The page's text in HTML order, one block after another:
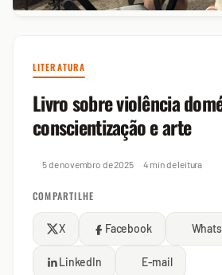
LITERATURA
Livro sobre violência
conscientização e arte
5 de novembro de 2025 4 min de leitura
COMPARTILHE
X Facebook
LinkedIn E-mail